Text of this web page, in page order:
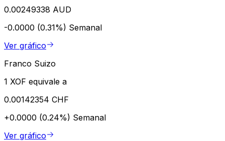
0.00249338 AUD
-0.0000 (0.31%) Semanal
Ver gráfico
Franco Suizo
1 XOF equivale a
0.00142354 CHF
+0.0000 (0.24%) Semanal
Ver gráfico